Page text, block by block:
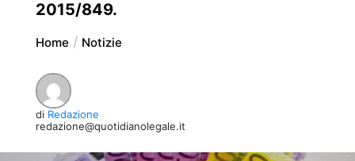
2015/849.
Home Notizie
di Redazione
redazione@quotidianolegale.it